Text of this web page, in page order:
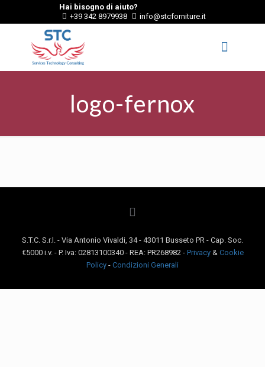
Hai bisogno di aiuto?
+39 342 8979938
info@stcforniture.it
logo-fernox
S.T.C. S.r.l. - Via Antonio Vivaldi, 34 - 43011 Busseto PR - Cap. Soc.
€5000 i.v. - P. Iva: 02813100340 - REA: PR268982 - Privacy& Cookie
Policy - Condizioni Generali